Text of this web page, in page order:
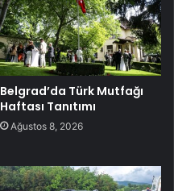
Belgrad’da Türk Mutfağı
Haftası Tanıtımı
Ağustos 8, 2026